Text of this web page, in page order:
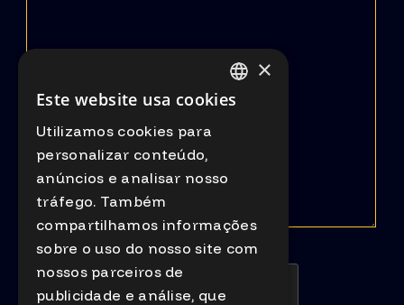
PORTUGUESE
ENGLISH
×
Este website usa cookies
Utilizamos cookies para
personalizar conteúdo,
anúncios e analisar nosso
tráfego. Também
compartilhamos informações
sobre o uso do nosso site com
nossos parceiros de
publicidade e análise, que